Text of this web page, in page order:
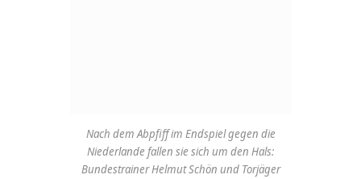
Nach dem Abpfiff im Endspiel gegen die
Niederlande fallen sie sich um den Hals:
Bundestrainer Helmut Schön und Torjäger